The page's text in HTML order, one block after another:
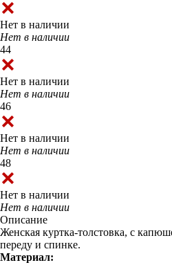
Нет в наличии
Нет в наличии
44
Нет в наличии
Нет в наличии
46
Нет в наличии
Нет в наличии
48
Нет в наличии
Нет в наличии
Описание
Женская куртка-толстовка, с
переду и спинке.
Материал: